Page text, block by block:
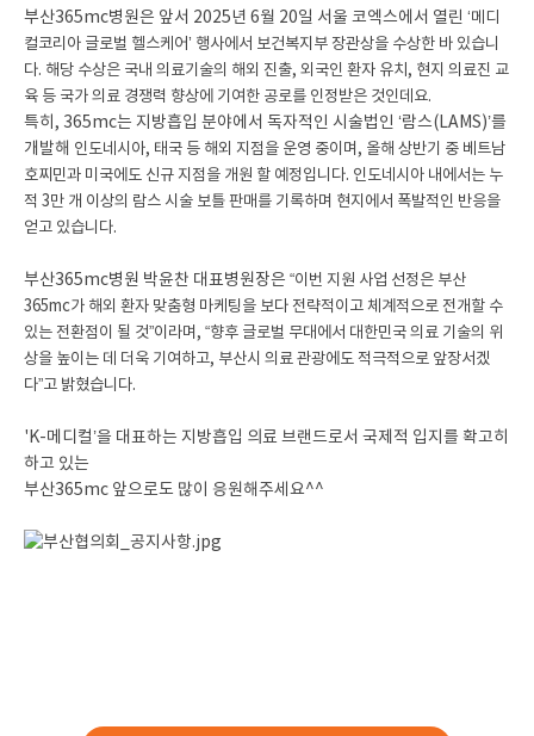
부산365mc병원은 앞서 2025년 6월 20일 서울 코엑스에서 열린 ‘메디
컬코리아 글로벌 헬스케어’ 행사에서 보건복지부 장관상을 수상한 바 있습니
다. 해당 수상은 국내 의료기술의 해외 진출, 외국인 환자 유치, 현지 의료진 교
육 등 국가 의료 경쟁력 향상에 기여한 공로를 인정받은 것인데요.
특히, 365mc는 지방흡입 분야에서 독자적인 시술법인 ‘람스(LAMS)’를
개발해 인도네시아, 태국 등 해외 지점을 운영 중이며, 올해 상반기 중 베트남
호찌민과 미국에도 신규 지점을 개원 할 예정입니다. 인도네시아 내에서는 누
적 3만 개 이상의 람스 시술 보틀 판매를 기록하며 현지에서 폭발적인 반응을
얻고 있습니다.
부산365mc병원 박윤찬 대표병원장은 “이번 지원 사업 선정은 부산
365mc가 해외 환자 맞춤형 마케팅을 보다 전략적이고 체계적으로 전개할 수
있는 전환점이 될 것”이라며, “향후 글로벌 무대에서 대한민국 의료 기술의 위
상을 높이는 데 더욱 기여하고, 부산시 의료 관광에도 적극적으로 앞장서겠
다”고 밝혔습니다.
'K-메디컬’을 대표하는 지방흡입 의료 브랜드로서 국제적 입지를 확고히
하고 있는
부산365mc 앞으로도 많이 응원해주세요^^